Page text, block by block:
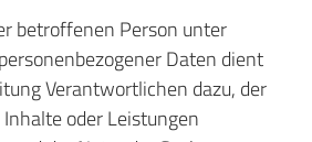
betroffenen Person unter
Daten dient
Verantwortlichen dazu, der
oder Leistungen